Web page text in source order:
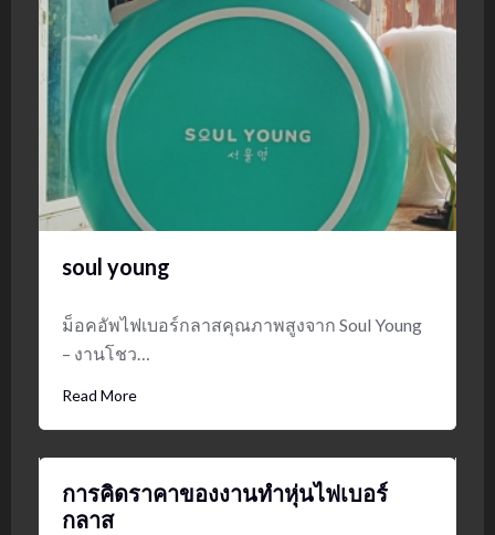
soul young
ม็อคอัพไฟเบอร์กลาสคุณภาพสูงจาก Soul Young
– งานโชว…
Read More
การคิดราคาของงานทำหุ่นไฟเบอร์
กลาส